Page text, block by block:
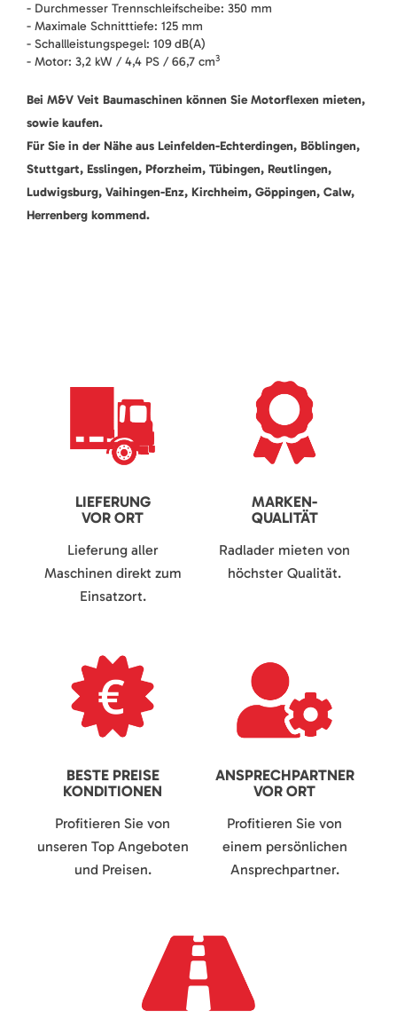
- Durchmesser Trennschleifscheibe: 350 mm
- Maximale Schnitttiefe: 125 mm
- Schallleistungspegel: 109 dB(A)
- Motor: 3,2 kW / 4,4 PS / 66,7 cm3
Bei M&V Veit Baumaschinen können Sie Motorflexen mieten,
sowie kaufen.
Für Sie in der Nähe aus Leinfelden-Echterdingen, Böblingen,
Stuttgart, Esslingen, Pforzheim, Tübingen, Reutlingen,
Ludwigsburg, Vaihingen-Enz, Kirchheim, Göppingen, Calw,
Herrenberg kommend.
LIEFERUNG
VOR ORT
Lieferung aller
Maschinen direkt zum
Einsatzort.
MARKEN-
QUALITÄT
Radlader mieten von
höchster Qualität.
BESTE PREISE
KONDITIONEN
Profitieren Sie von
unseren Top Angeboten
und Preisen.
ANSPRECHPARTNER
VOR ORT
Profitieren Sie von
einem persönlichen
Ansprechpartner.